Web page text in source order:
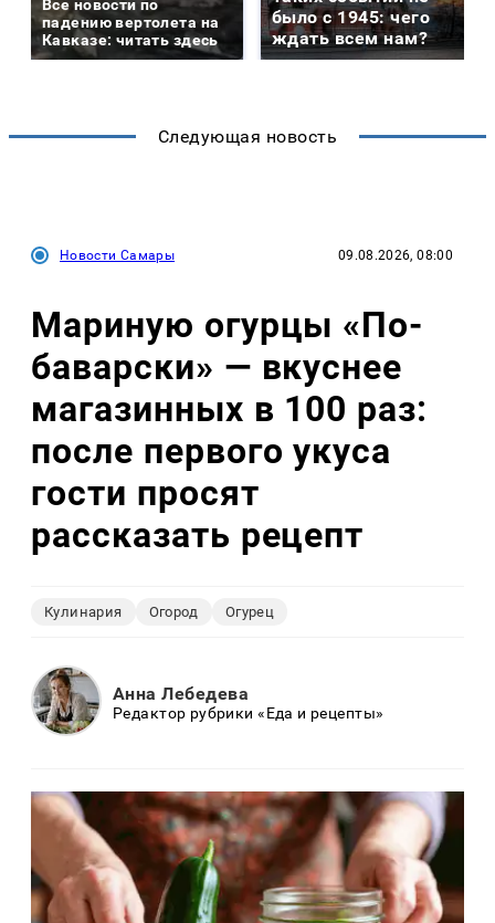
Все новости по
падению вертолета на
Кавказе: читать здесь
было с 1945: чего
ждать всем нам?
Следующая новость
Новости Самары 09.08.2026, 08:00
Мариную огурцы «По-
баварски» — вкуснее
магазинных в 100 раз:
после первого укуса
гости просят
рассказать рецепт
Кулинария Огород Огурец
Анна Лебедева
Редактор рубрики «Еда и рецепты»